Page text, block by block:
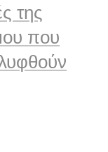
της
που